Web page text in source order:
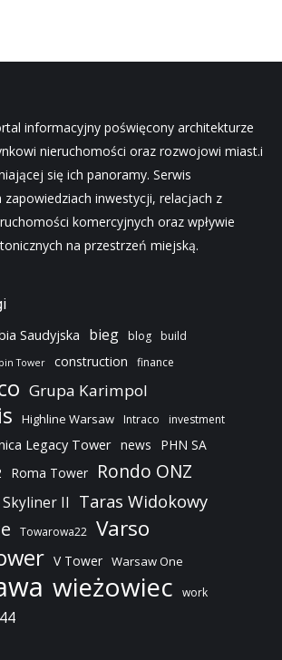
informacyjny poświęcony architekturze
nieruchomości oraz rozwojowi miast.i
się ich panoramy. Serwis
inwestycji, relacjach z
komercyjnych oraz wpływie
na przestrzeń miejską.
Saudyjska bieg blog build
Tower construction finance
Grupa Karimpol
Highline Warsaw Intraco
investment
Legacy Tower news PHN SA
Roma Tower Rondo ONZ
Skyliner II Taras Widokowy
Towarowa22 Varso
V Tower Warsaw One
wieżowiec work